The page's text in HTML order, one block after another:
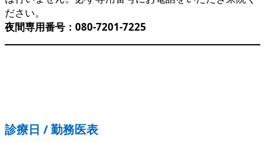
ださい。
夜間専用番号：080-7201-7225
診療日 / 勤務医表